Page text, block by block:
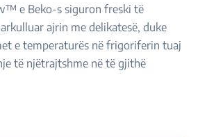
e Beko-s siguron freski të
ajrin me delikatesë, duke
e temperaturës në frigoriferin tuaj
të njëtrajtshme në të gjithë